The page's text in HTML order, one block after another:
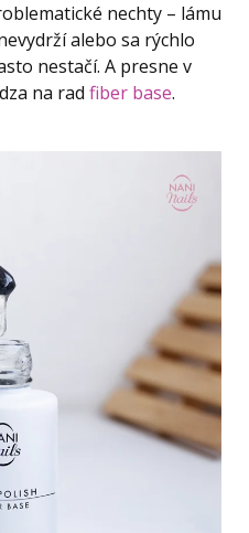
nechty – lámu
alebo sa rýchlo
nestačí. A presne v
na rad fiber base.